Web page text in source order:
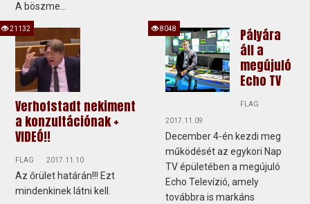
A böszme...
Verhofstadt nekiment
a konzultációnak +
VIDEÓ!!
FLAG 2017.11.10
Az őrület határán!!! Ezt
mindenkinek látni kell.
21132
Pályára
áll a
megújuló
Echo TV
FLAG
2017.11.09
December 4-én kezdi meg
működését az egykori Nap
TV épületében a megújuló
Echo Televízió, amely
továbbra is markáns
8048